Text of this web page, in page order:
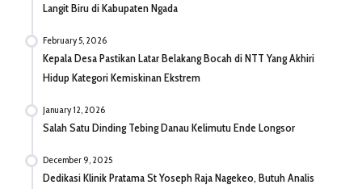
Langit Biru di Kabupaten Ngada
February 5, 2026
Kepala Desa Pastikan Latar Belakang Bocah di NTT Yang Akhiri
Hidup Kategori Kemiskinan Ekstrem
January 12, 2026
Salah Satu Dinding Tebing Danau Kelimutu Ende Longsor
December 9, 2025
Dedikasi Klinik Pratama St Yoseph Raja Nagekeo, Butuh Analis